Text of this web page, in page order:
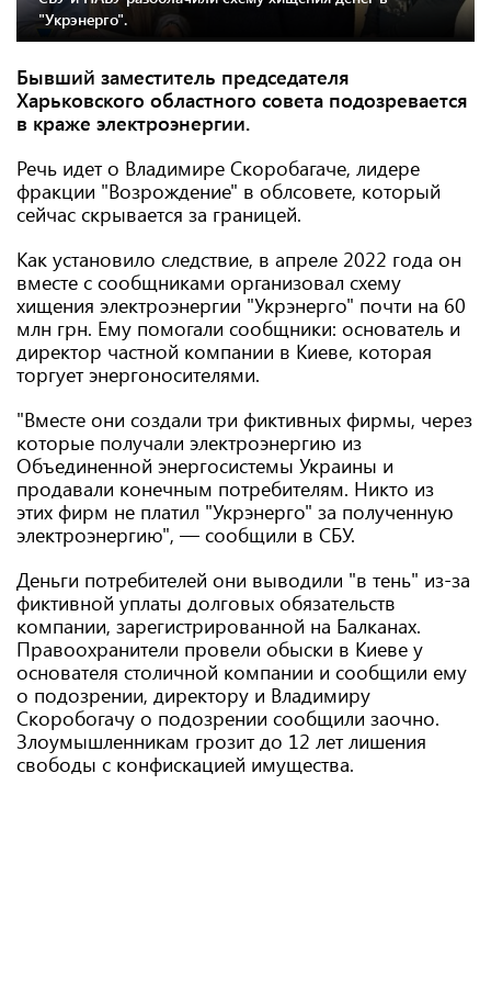
"Укрэнерго".
Бывший заместитель председателя
Харьковского областного совета подозревается
в краже электроэнергии.
Речь идет о Владимире Скоробагаче, лидере
фракции "Возрождение" в облсовете, который
сейчас скрывается за границей.
Как установило следствие, в апреле 2022 года он
вместе с сообщниками организовал схему
хищения электроэнергии "Укрэнерго" почти на 60
млн грн. Ему помогали сообщники: основатель и
директор частной компании в Киеве, которая
торгует энергоносителями.
"Вместе они создали три фиктивных фирмы, через
которые получали электроэнергию из
Объединенной энергосистемы Украины и
продавали конечным потребителям. Никто из
этих фирм не платил "Укрэнерго" за полученную
электроэнергию", — сообщили в СБУ.
Деньги потребителей они выводили "в тень" из-за
фиктивной уплаты долговых обязательств
компании, зарегистрированной на Балканах.
Правоохранители провели обыски в Киеве у
основателя столичной компании и сообщили ему
о подозрении, директору и Владимиру
Скоробогачу о подозрении сообщили заочно.
Злоумышленникам грозит до 12 лет лишения
свободы с конфискацией имущества.